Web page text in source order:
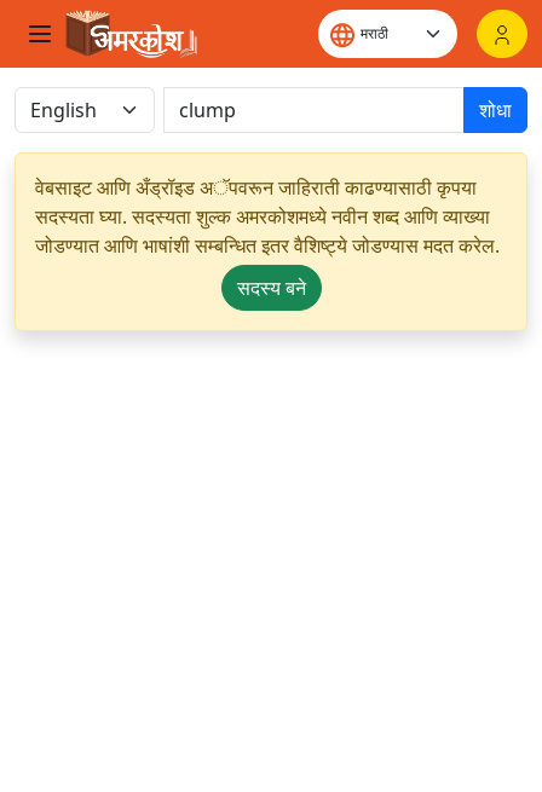
शोधा
वेबसाइट आणि अँड्रॉइड अॅपवरून जाहिराती काढण्यासाठी कृपया
सदस्यता घ्या. सदस्यता शुल्क अमरकोशमध्ये नवीन शब्द आणि व्याख्या
जोडण्यात आणि भाषांशी सम्बन्धित इतर वैशिष्ट्ये जोडण्यास मदत करेल.
सदस्य बने